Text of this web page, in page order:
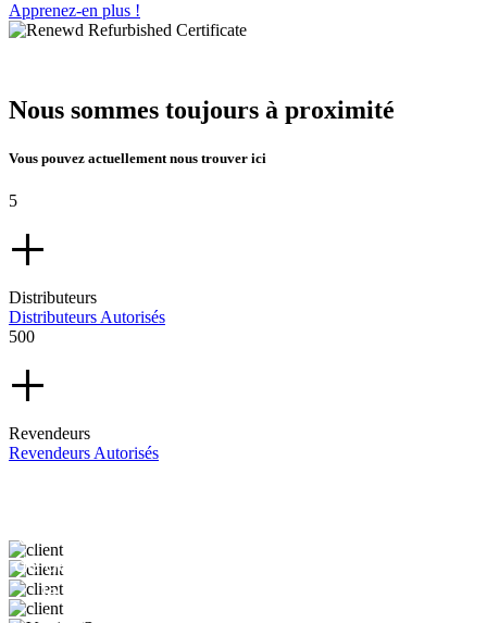
Apprenez-en plus !
Nous sommes toujours à proximité
Vous pouvez actuellement nous trouver ici
5
+
Distributeurs
Distributeurs Autorisés
500
+
Revendeurs
Revendeurs Autorisés
Chaque année, environ 42 millions de tonnes
de déchets électroniques sont produites dans
le monde. Un grand nombre d'appareils